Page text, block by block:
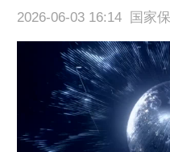
2026-06-03 16:14 国家